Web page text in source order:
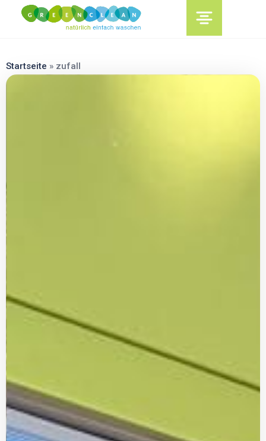
content
Startseite » zufall